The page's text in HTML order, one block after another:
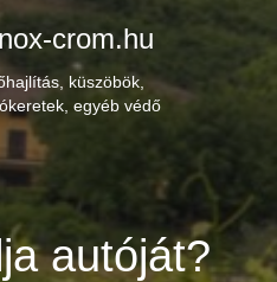
crom.hu
küszöbök,
egyéb védő
autóját?